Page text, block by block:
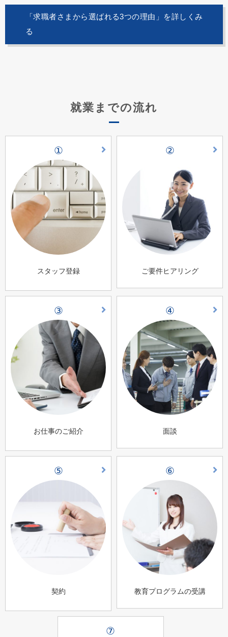
「求職者さまから選ばれる3つの理由」を詳しくみ
る
就業までの流れ
①
スタッフ登録
②
ご要件ヒアリング
③
お仕事のご紹介
④
面談
⑤
契約
⑥
教育プログラムの受講
⑦